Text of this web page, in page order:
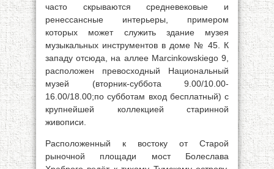
часто скрываются средневековые и
ренессансные интерьеры, примером
которых может служить здание музея
музыкальных инструментов в доме № 45. К
западу отсюда, на аллее Marcinkowskiego 9,
расположен превосходный Национальный
музей (вторник-суббота 9.00/10.00-
16.00/18.00;по субботам вход бесплатный) с
крупнейшей коллекцией старинной
живописи.
Расположенный к востоку от Старой
рыночной площади мост Болеслава